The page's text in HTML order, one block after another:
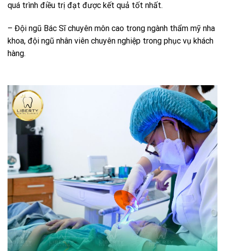
quá trình điều trị đạt được kết quả tốt nhất.
– Đội ngũ Bác Sĩ chuyên môn cao trong ngành thẩm mỹ nha
khoa, đội ngũ nhân viên chuyên nghiệp trong phục vụ khách
hàng.